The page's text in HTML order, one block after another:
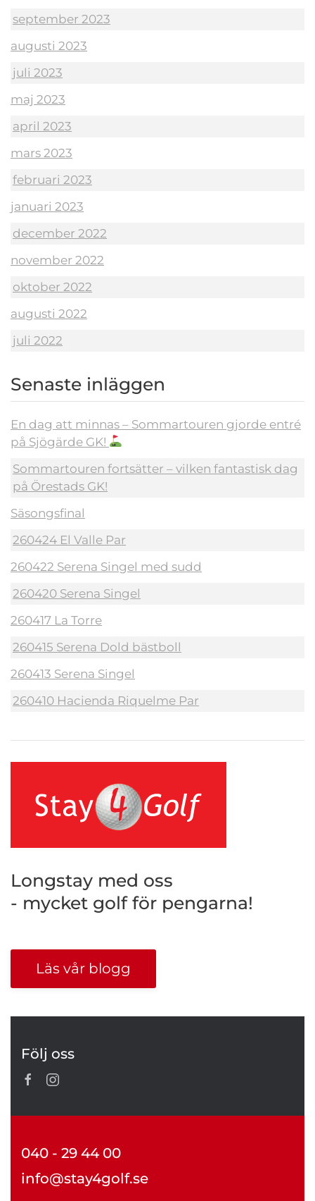
september 2023
augusti 2023
juli 2023
maj 2023
april 2023
mars 2023
februari 2023
januari 2023
december 2022
november 2022
oktober 2022
augusti 2022
juli 2022
Senaste inläggen
En dag att minnas – Sommartouren gjorde entré
på Sjögärde GK!
Sommartouren fortsätter – vilken fantastisk dag
på Örestads GK!
Säsongsfinal
260424 El Valle Par
260422 Serena Singel med sudd
260420 Serena Singel
260417 La Torre
260415 Serena Dold bästboll
260413 Serena Singel
260410 Hacienda Riquelme Par
Longstay med oss
- mycket golf för pengarna!
Läs vår blogg
Följ oss
040 - 29 44 00
info@stay4golf.se